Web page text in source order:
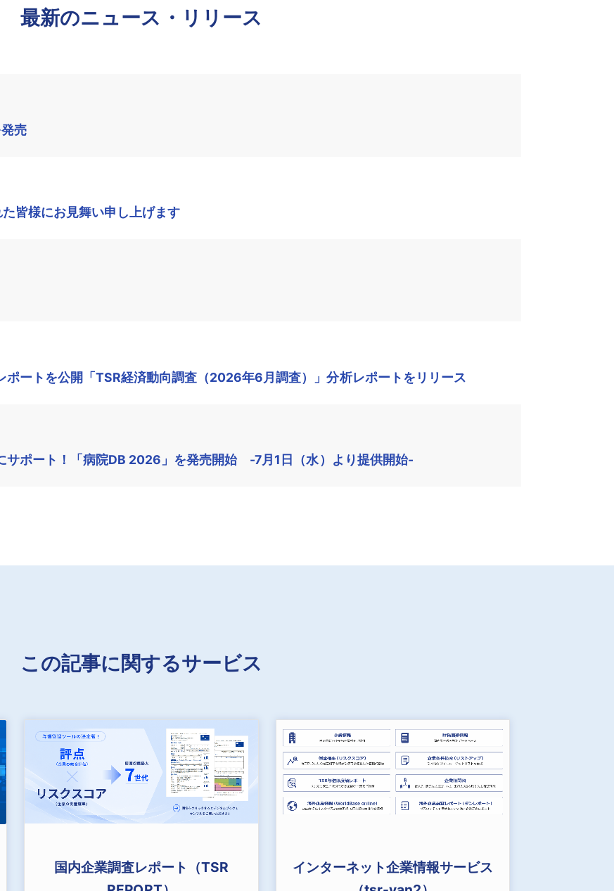
最新のニュース・リリース
売
皆様にお見舞い申し上げます
ポートを公開「TSR経済動向調査（2026年6月調査）」分析レポートをリリース
サポート！「病院DB 2026」を発売開始 -7月1日（水）より提供開始-
この記事に関するサービス
国内企業調査レポート（TSR
インターネット企業情報サービス